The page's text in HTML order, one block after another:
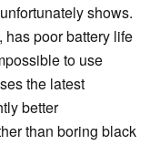
shows.
has poor battery life
to use
the latest
better
than boring black